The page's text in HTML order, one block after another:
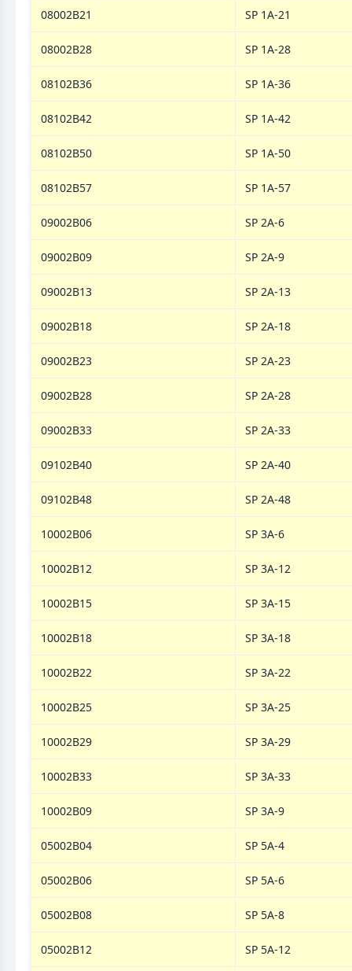
08002B21 SP 1A-21
08002B28 SP 1A-28
08102B36 SP 1A-36
08102B42 SP 1A-42
08102B50 SP 1A-50
08102B57 SP 1A-57
09002B06 SP 2A-6
09002B09 SP 2A-9
09002B13 SP 2A-13
09002B18 SP 2A-18
09002B23 SP 2A-23
09002B28 SP 2A-28
09002B33 SP 2A-33
09102B40 SP 2A-40
09102B48 SP 2A-48
10002B06 SP 3A-6
10002B12 SP 3A-12
10002B15 SP 3A-15
10002B18 SP 3A-18
10002B22 SP 3A-22
10002B25 SP 3A-25
10002B29 SP 3A-29
10002B33 SP 3A-33
10002B09 SP 3A-9
05002B04 SP 5A-4
05002B06 SP 5A-6
05002B08 SP 5A-8
05002B12 SP 5A-12